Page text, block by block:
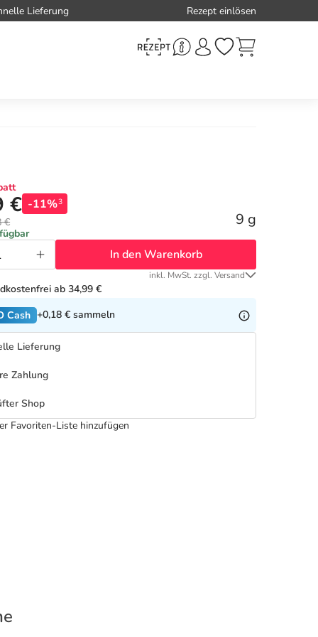
Lieferung Rezept einlösen
€ -11%3
€ 9 g
In den Warenkorb
inkl. MwSt. zzgl. Versand
ab 34,99 €
Cash +0,18 € sammeln
Lieferung
Zahlung
Shop
Favoriten-Liste hinzufügen